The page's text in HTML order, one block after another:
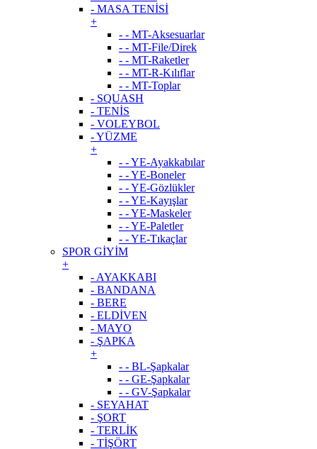
- MASA TENİSİ
+
- - MT-Aksesuarlar
- - MT-File/Direk
- - MT-Raketler
- - MT-R-Kılıflar
- - MT-Toplar
- SQUASH
- TENİS
- VOLEYBOL
- YÜZME
+
- - YE-Ayakkabılar
- - YE-Boneler
- - YE-Gözlükler
- - YE-Kayışlar
- - YE-Maskeler
- - YE-Paletler
- - YE-Tıkaçlar
SPOR GİYİM
+
- AYAKKABI
- BANDANA
- BERE
- ELDİVEN
- MAYO
- ŞAPKA
+
- - BL-Şapkalar
- - GE-Şapkalar
- - GV-Şapkalar
- SEYAHAT
- ŞORT
- TERLİK
- TİŞÖRT